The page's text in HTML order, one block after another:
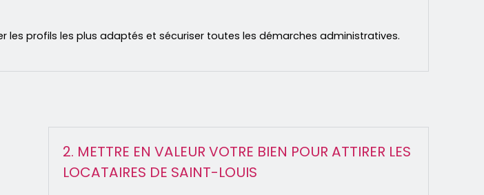
profils les plus adaptés et sécuriser toutes les démarches administratives.
2. METTRE EN VALEUR VOTRE BIEN POUR ATTIRER LES
LOCATAIRES DE SAINT-LOUIS